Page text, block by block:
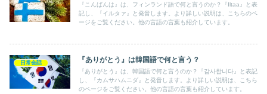
『こんばんは』は、フィンランド語で何と言うのか？『Iltaa』と表
記し、『イルタァ』と発音します。より詳しい説明は、こちらのペ
ージをご覧ください。他の言語の言葉も紹介しています。
日常会話 『ありがとう』は韓国語で何と言う？
『ありがとう』は、韓国語で何と言うのか？『감사합니다』と表記
し、『カムサハムニダ』と発音します。より詳しい説明は、こちら
のページをご覧ください。他の言語の言葉も紹介しています。